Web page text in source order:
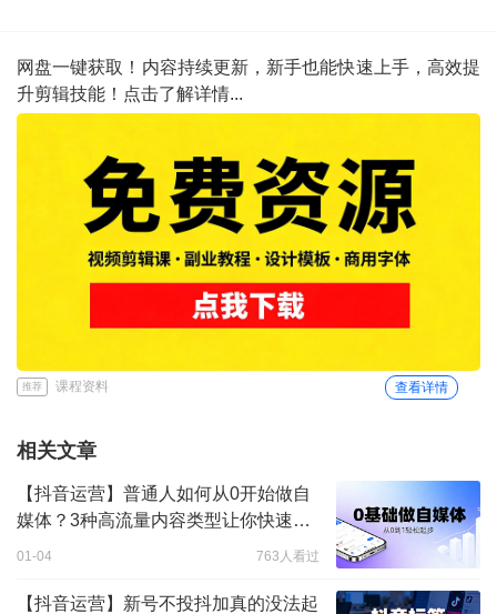
网盘一键获取！内容持续更新，新手也能快速上手，高效提
升剪辑技能！点击了解详情...
推荐 课程资料 查看详情
相关文章
【抖音运营】普通人如何从0开始做自
媒体？3种高流量内容类型让你快速涨
粉
01-04 763人看过
【抖音运营】新号不投抖加真的没法起